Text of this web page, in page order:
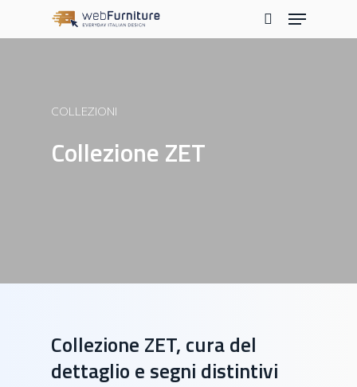
search
Menu
COLLEZIONI
Collezione ZET
Collezione ZET, cura del
dettaglio e segni distintivi